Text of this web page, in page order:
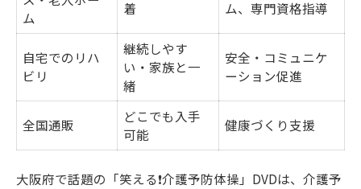
グループでも楽しめる体操DVDの魅力
大阪府から広がる健康体操の最新トレンド
ム
着
ム、専門資格指導
自宅でのリハ
ビリ
継続しやす
い・家族と一
緒
安全・コミュニケ
ーション促進
全国通販
どこでも入手
可能
健康づくり支援
大阪府で話題の「笑える❗️介護予防体操」DVDは、介護予